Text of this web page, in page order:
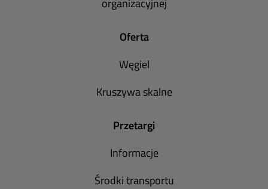
Oferta
Węgiel
Kruszywa skalne
Przetargi
Informacje
Środki transportu